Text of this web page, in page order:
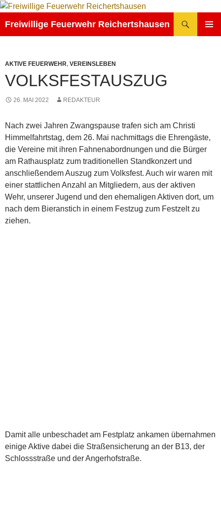
Zum
springen
Freiwillige Feuerwehr Reichertshausen
AKTIVE FEUERWEHR, VEREINSLEBEN
VOLKSFESTAUSZUG
26. MAI 2022 REDAKTEUR
Nach zwei Jahren Zwangspause trafen sich am Christi
Himmelfahrtstag, dem 26. Mai nachmittags die Ehrengäste,
die Vereine mit ihren Fahnenabordnungen und die Bürger
am Rathausplatz zum traditionellen Standkonzert und
anschließendem Auszug zum Volksfest. Auch wir waren mit
einer stattlichen Anzahl an Mitgliedern, aus der aktiven
Wehr, unserer Jugend und den ehemaligen Aktiven dort, um
nach dem Bieranstich in einem Festzug zum Festzelt zu
ziehen.
Damit alle unbeschadet am Festplatz ankamen übernahmen
einige Aktive dabei die Straßensicherung an der B13, der
Schlossstraße und der Angerhofstraße.